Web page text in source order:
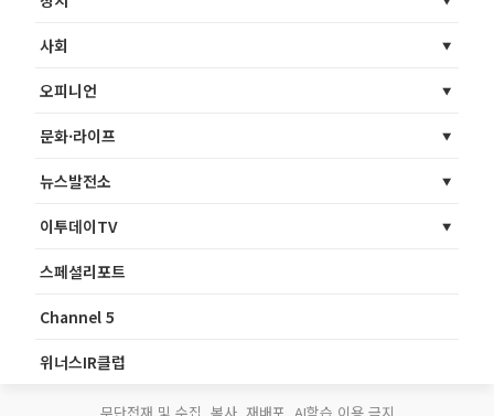
사회
오피니언
문화·라이프
뉴스발전소
이투데이TV
스페셜리포트
Channel 5
위너스IR클럽